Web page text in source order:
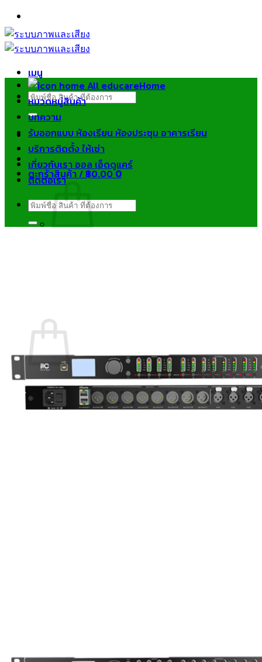
ข้าม
ไป
ยัง
เมนู
ค้นหา:
ตะกร้าสินค้า /฿0.000
ไม่มีสินค้าในตะกร้า
กลับสู่หน้าร้านค้า
Home
หมวดหมู่สินค้า
บทความ
รับออกแบบ ห้องเรียน ห้องประชุม อาคารเรียน
บริการติดตั้ง ให้เช่า
เกี่ยวกับเรา ออล เอ็ดดูแคร์
ติดต่อเรา
ค้นหา: